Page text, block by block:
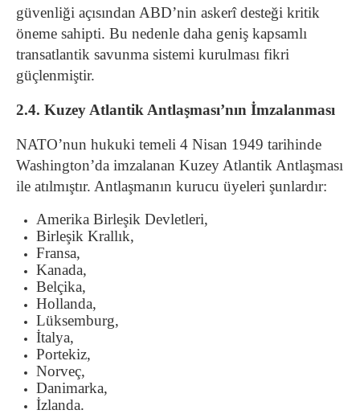
güvenliği açısından ABD’nin askerî desteği kritik
öneme sahipti. Bu nedenle daha geniş kapsamlı
transatlantik savunma sistemi kurulması fikri
güçlenmiştir.
2.4. Kuzey Atlantik Antlaşması’nın İmzalanması
NATO’nun hukuki temeli 4 Nisan 1949 tarihinde
Washington’da imzalanan Kuzey Atlantik Antlaşması
ile atılmıştır. Antlaşmanın kurucu üyeleri şunlardır:
Amerika Birleşik Devletleri,
Birleşik Krallık,
Fransa,
Kanada,
Belçika,
Hollanda,
Lüksemburg,
İtalya,
Portekiz,
Norveç,
Danimarka,
İzlanda.